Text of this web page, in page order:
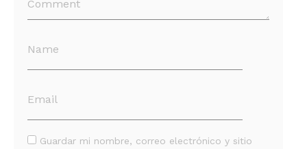
Guardar mi nombre, correo electrónico y sitio